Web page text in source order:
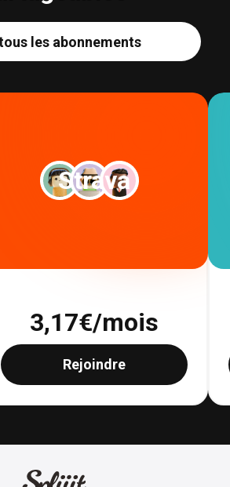
les abonnements
Strava
3,17€/mois
Rejoindre